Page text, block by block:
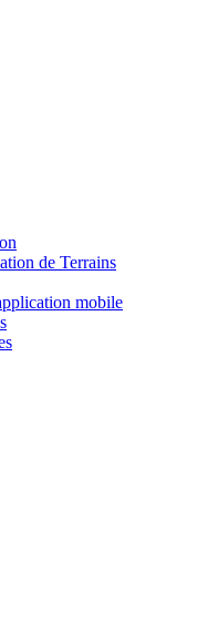
de Terrains
mobile